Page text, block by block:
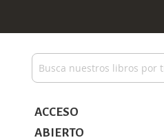
Buscar
ACCESO
ABIERTO